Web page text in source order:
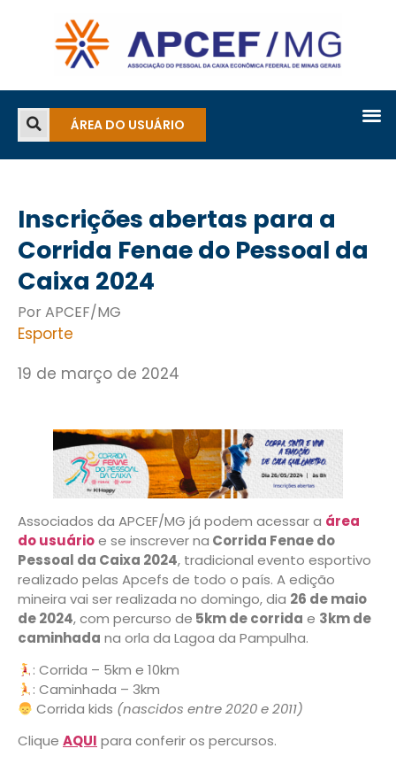
ÁREA DO USUÁRIO
Inscrições abertas para a
Corrida Fenae do Pessoal da
Caixa 2024
Por APCEF/MG
Esporte
19 de março de 2024
Associados da APCEF/MG já podem acessar a área
do usuárioe se inscrever na Corrida Fenae do
Pessoal da Caixa 2024, tradicional evento esportivo
realizado pelas Apcefs de todo o país. A edição
mineira vai ser realizada no domingo, dia 26 de maio
de 2024, com percurso de 5km de corrida e 3km de
caminhada na orla da Lagoa da Pampulha.
: Corrida – 5km e 10km
: Caminhada – 3km
Corrida kids (nascidos entre 2020 e 2011)
Clique AQUI para conferir os percursos.